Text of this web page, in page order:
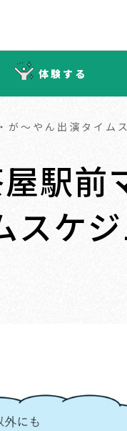
体験する
～やん出演タイム
駅前
ケジ